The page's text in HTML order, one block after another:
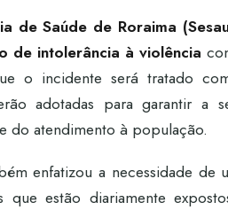
de Saúde de Roraima
de intolerância à violência
o incidente será tratado
adotadas para garantir a
do atendimento à população.
enfatizou a necessidade de
que estão diariamente